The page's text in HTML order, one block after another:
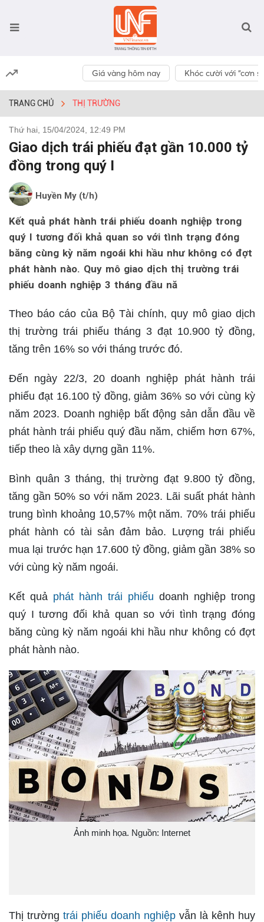
Giá vàng hôm nay Khóc cười với “cơn
TRANG CHỦ THỊ TRƯỜNG
Thứ hai, 15/04/2024, 12:49 PM
Giao dịch trái phiếu đạt gần 10.000 tỷ
đồng trong quý I
Huyền My (t/h)
Kết quả phát hành trái phiếu doanh nghiệp trong
quý I tương đối khả quan so với tình trạng đóng
băng cùng kỳ năm ngoái khi hầu như không có đợt
phát hành nào. Quy mô giao dịch thị trường trái
phiếu doanh nghiệp 3 tháng đầu nă
Theo báo cáo của Bộ Tài chính, quy mô giao dịch
thị trường trái phiếu tháng 3 đạt 10.900 tỷ đồng,
tăng trên 16% so với tháng trước đó.
Đến ngày 22/3, 20 doanh nghiệp phát hành trái
phiếu đạt 16.100 tỷ đồng, giảm 36% so với cùng kỳ
năm 2023. Doanh nghiệp bất động sản dẫn đầu về
phát hành trái phiếu quý đầu năm, chiếm hơn 67%,
tiếp theo là xây dựng gần 11%.
Bình quân 3 tháng, thị trường đạt 9.800 tỷ đồng,
tăng gần 50% so với năm 2023. Lãi suất phát hành
trung bình khoảng 10,57% một năm. 70% trái phiếu
phát hành có tài sản đảm bảo. Lượng trái phiếu
mua lại trước hạn 17.600 tỷ đồng, giảm gần 38% so
với cùng kỳ năm ngoái.
Kết quả phát hành trái phiếu doanh nghiệp trong
quý I tương đối khả quan so với tình trạng đóng
băng cùng kỳ năm ngoái khi hầu như không có đợt
phát hành nào.
Ảnh minh họa. Nguồn: Internet
Thị trường trái phiếu doanh nghiệp vẫn là kênh huy